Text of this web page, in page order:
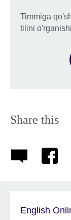
Timmiga
tilini
Share this
English